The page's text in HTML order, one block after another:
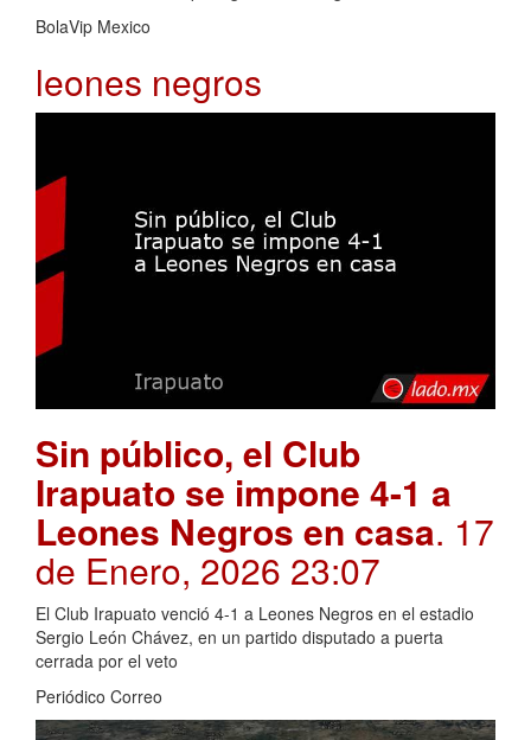
BolaVip Mexico
leones negros
Sin público, el Club
Irapuato se impone 4-1 a
Leones Negros en casa. 17
de Enero, 2026 23:07
El Club Irapuato venció 4-1 a Leones Negros en el estadio
Sergio León Chávez, en un partido disputado a puerta
cerrada por el veto
Periódico Correo